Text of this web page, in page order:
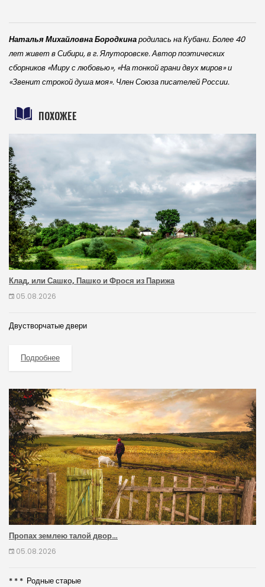
Наталья Михайловна Бородкинародилась на Кубани. Более 40
лет живет в Сибири, в г. Ялуторовске. Автор поэтических
сборников «Миру с любовью», «На тонкой грани двух миров» и
«Звенит строкой душа моя». Член Союза писателей России.
ПОХОЖЕЕ
Клад, или Сашко, Пашко и Фрося из Парижа
05.08.2026
Двустворчатые двери
Подробнее
Пропах землею талой двор…
05.08.2026
* * * Родные старые